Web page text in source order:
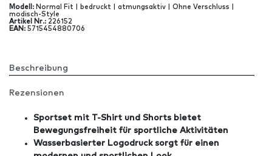
Modell : Normal Fit | bedruckt | atmungsaktiv | Ohne Verschluss |
modisch-Style
Artikel Nr.: 226152
EAN : 5715454880706
Beschreibung
Rezensionen
Sportset mit T-Shirt und Shorts bietet
Bewegungsfreiheit für sportliche Aktivitäten
Wasserbasierter Logodruck sorgt für einen